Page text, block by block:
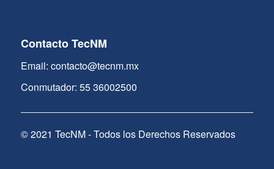
Contacto TecNM
Email: contacto@tecnm.mx
Conmutador: 55 36002500
© 2021 TecNM - Todos los Derechos Reservados